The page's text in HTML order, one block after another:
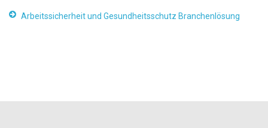
Arbeitssicherheit und Gesundheitsschutz Branchenlösung